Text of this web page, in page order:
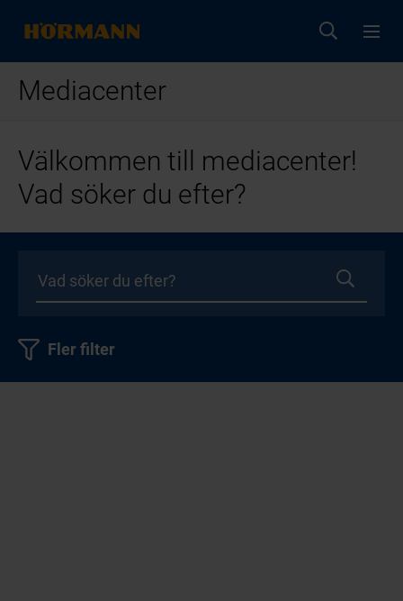
Mediacenter
Välkommen till mediacenter!
Vad söker du efter?
Fler filter